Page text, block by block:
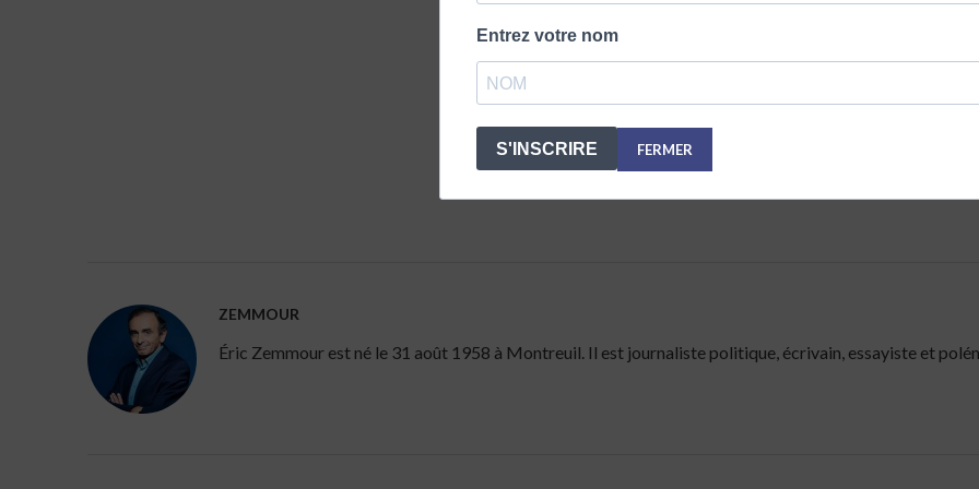
ZEMMOUR
Éric Zemmour est né le 31 août 1958 à Montreuil. Il est journaliste politique, écrivain, essayiste et
Entrez votre nom
S'INSCRIRE FERMER